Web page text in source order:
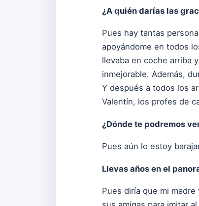
¿A quién darías las
Pues hay tantas
apoyándome en todos
llevaba en coche arriba
inmejorable. Además,
Y después a todos los
Valentín, los profes de
¿Dónde te podremos
Pues aún lo estoy
Llevas años en el
Pues diría que mi